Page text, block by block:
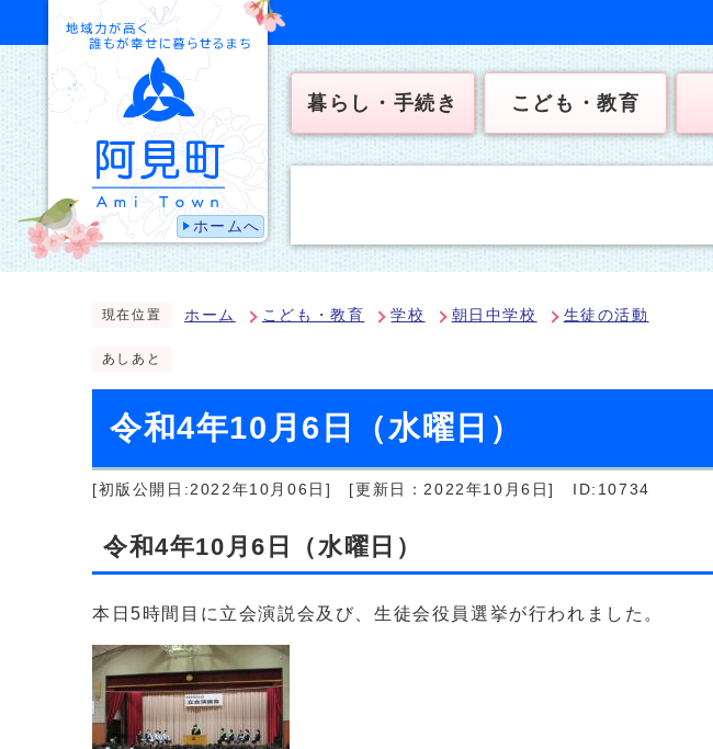
ホームへ
暮らし・手続き こども・教育
現在位置 ホーム こども・教育 学校 朝日中学校 生徒の活動
あしあと
令和4年10月6日（水曜日）
[初版公開日:2022年10月06日] [更新日：2022年10月6日] ID:10734
令和4年10月6日（水曜日）
本日5時間目に立会演説会及び、生徒会役員選挙が行われました。